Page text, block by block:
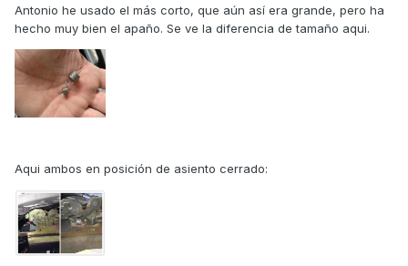
Antonio he usado el más corto, que aún así era grande, pero ha
hecho muy bien el apaño. Se ve la diferencia de tamaño aqui.
Aqui ambos en posición de asiento cerrado: